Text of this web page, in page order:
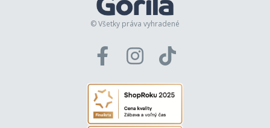
© Všetky práva vyhradené